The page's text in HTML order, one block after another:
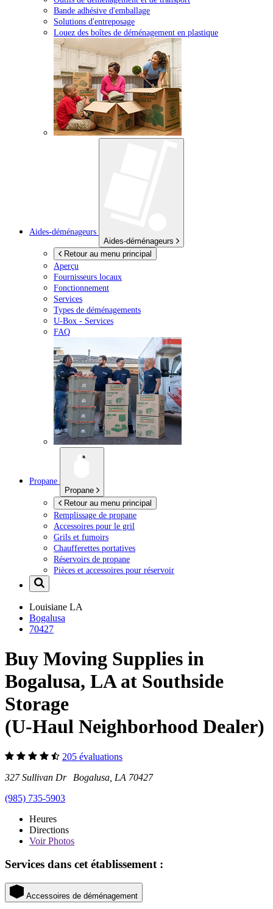
Bande adhésive d'emballage
Solutions d'entreposage
Louez des boîtes de déménagement en plastique
Aides-déménageurs
Aides-déménageurs
Retour au menu principal
Aperçu
Fournisseurs locaux
Fonctionnement
Services
Types de déménagements
U-Box - Services
FAQ
Propane
Propane
Retour au menu principal
Remplissage de propane
Accessoires pour le gril
Grils et fumoirs
Chaufferettes portatives
Réservoirs de propane
Pièces et accessoires pour réservoir
Louisiane LA
Bogalusa
70427
Buy Moving Supplies in
Bogalusa, LA at Southside
Storage
(U-Haul Neighborhood Dealer)
205 évaluations
327 Sullivan Dr Bogalusa, LA 70427
(985) 735-5903
Heures
Directions
VoirPhotos
Services dans cet établissement :
Accessoires de déménagement